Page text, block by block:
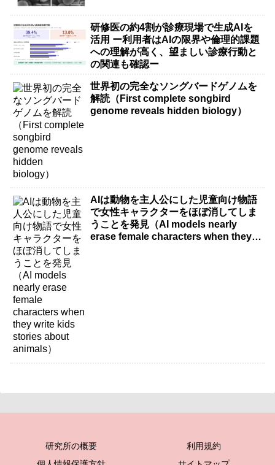
研修医の約4割が診療現場で生成AIを
活用 ー利用者はAIの限界や倫理的課題
への理解が高く、望ましい診療行動と
の関連も確認ー
世界初の完全なソングバードゲノムを
解読（First complete songbird
genome reveals hidden biology）
AIは動物を主人公にした児童向け物語
で女性キャラクターをほぼ消してしま
うことを発見（AI models nearly
erase female characters when they
研究所の概要
利用規約